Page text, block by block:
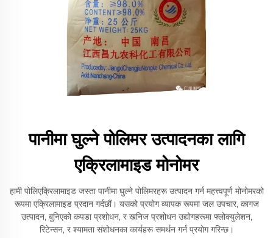
पानीमा घुल्ने पोलिमर उत्पादनका लागि
एक्रिलामाइड मोनोमर
हामी पोलिएक्रिलामाइड जस्ता पानीमा घुल्ने पोलिमरहरू उत्पादन गर्न महत्त्वपूर्ण मोनोमरको
रूपमा एक्रिलामाइड प्रदान गर्दछौं। यसको प्रयोग व्यापक रूपमा जल उपचार, कागज
उत्पादन, बुनिएको कपडा प्रशोधन, र खनिज प्रशोधन उद्योगहरूमा फ्लोक्युलेशन,
रिटेन्सन, र श्यामता संशोधनका कार्यहरू समर्थन गर्न प्रयोग गरिन्छ।